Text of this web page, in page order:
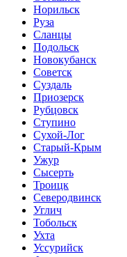
Норильск
Руза
Сланцы
Подольск
Новокубанск
Советск
Суздаль
Приозерск
Рубцовск
Ступино
Сухой-Лог
Старый-Крым
Ужур
Сысерть
Троицк
Северодвинск
Углич
Тобольск
Ухта
Уссурийск